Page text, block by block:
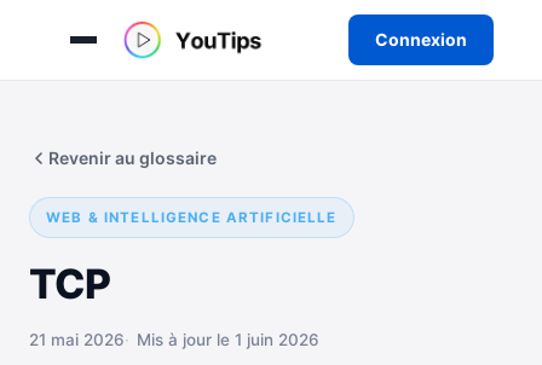
Connexion
contenu
WEB & INTELLIGENCE ARTIFICIELLE
TCP
Revenir au glossaire
21 mai 2026 Mis à jour le 1 juin 2026